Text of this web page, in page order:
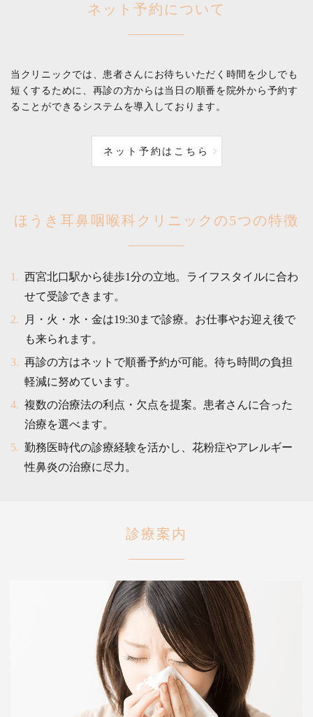
ネット予約について
当クリニックでは、患者さんにお待ちいただく時間を少しでも
短くするために、再診の方からは当日の順番を院外から予約す
ることができるシステムを導入しております。
ネット予約はこちら
ほうき耳鼻咽喉科クリニックの5つの特徴
西宮北口駅から徒歩1分の立地。ライフスタイルに合わ
せて受診できます。
月・火・水・金は19:30まで診療。お仕事やお迎え後で
も来られます。
再診の方はネットで順番予約が可能。待ち時間の負担
軽減に努めています。
複数の治療法の利点・欠点を提案。患者さんに合った
治療を選べます。
勤務医時代の診療経験を活かし、花粉症やアレルギー
性鼻炎の治療に尽力。
診療案内